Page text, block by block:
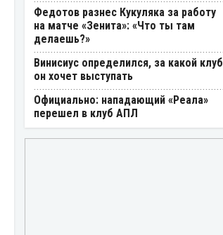
Федотов разнес Кукуляка за работу
на матче «Зенита»: «Что ты там
делаешь?»
Винисиус определился, за какой клуб
он хочет выступать
Официально: нападающий «Реала»
перешел в клуб АПЛ